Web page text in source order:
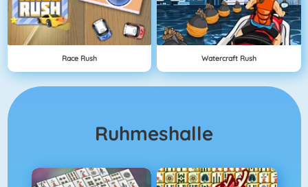
Race Rush Watercraft Rush
Ruhmeshalle